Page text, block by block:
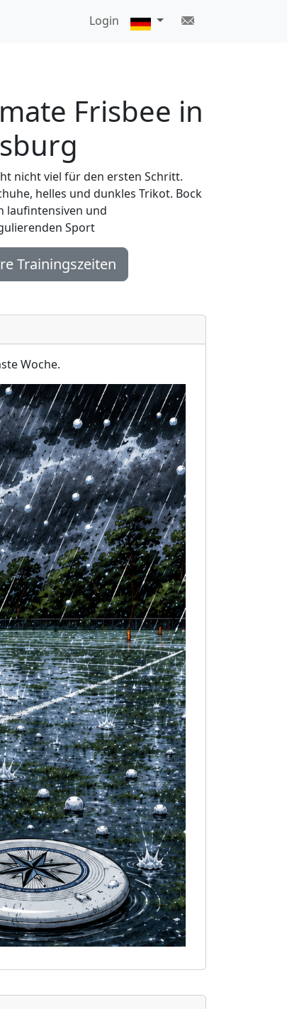
Login
Frisbee in
nicht viel für den ersten Schritt.
helles und dunkles Trikot. Bock
laufintensiven und
Sport
Trainingszeiten
Woche.